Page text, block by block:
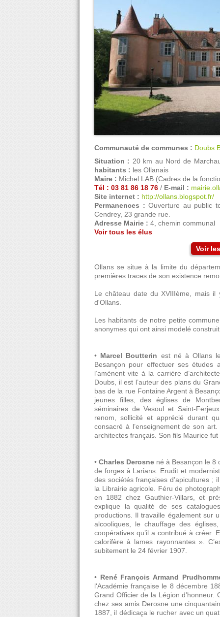
Communauté de communes : Doubs
Situation : 20 km au Nord de
habitants : les Ollanais
Maire : Michel LAB (Cadres de la
Tél : 03 81 86 18 76 / E-mail :
Site internet : http://ollans.blogspot.fr/
Permanences : Ouverture au public
Cendrey, 23 grande rue.
Adresse Mairie : 4, chemin communal
Voir tous les élus
Voir
Ollans se situe à la limite du
premières traces de son existence
Le château date du XVIIIème, mais
d'Ollans.
Les habitants de notre petite
anonymes qui ont ainsi modelé
• Marcel Boutterin est né à Ollans
Besançon pour effectuer ses études
l’amènent vite à la carrière
Doubs, il est l’auteur des plans du
bas de la rue Fontaine Argent à
jeunes filles, des églises de
séminaires de Vesoul et Saint-
renom, sollicité et apprécié durant
consacré à l’enseignement de son
architectes français. Son fils Maurice
• Charles Derosne né à Besançon le 8
de forges à Larians. Erudit et
des sociétés françaises d’apicultures ;
la Librairie agricole. Féru de
en 1882 chez Gauthier-Villars, et
explique la qualité de ses
productions. Il travaille également sur
alcooliques, le chauffage des
coopératives qu’il a contribué à créer.
calorifère à lames rayonnantes ».
subitement le 24 février 1907.
• René François Armand
l'Académie française le 8 décembre
Grand Officier de la Légion
chez ses amis Derosne une
1887, il dédicaça le rucher avec un